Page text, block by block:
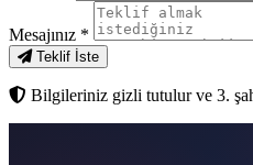
Mesajınız *
Teklif İste
Bilgileriniz gizli tutulur ve 3.